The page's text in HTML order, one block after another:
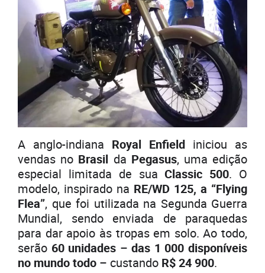
A anglo-indiana Royal Enfield iniciou as
vendas no Brasil da Pegasus, uma edição
especial limitada de suaClassic 500. O
modelo, inspirado na RE/WD 125, a “Flying
Flea”, que foi utilizada na Segunda Guerra
Mundial, sendo enviada de paraquedas
para dar apoio às tropas em solo. Ao todo,
serão 60 unidades –das 1 000 disponíveis
no mundo todo – custando R$ 24 900.